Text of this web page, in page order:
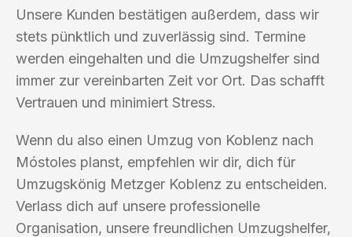
Unsere Kunden bestätigen außerdem, dass wir
stets pünktlich und zuverlässig sind. Termine
werden eingehalten und die Umzugshelfer sind
immer zur vereinbarten Zeit vor Ort. Das schafft
Vertrauen und minimiert Stress.
Wenn du also einen Umzug von Koblenz nach
Móstoles planst, empfehlen wir dir, dich für
Umzugskönig Metzger Koblenz zu entscheiden.
Verlass dich auf unsere professionelle
Organisation, unsere freundlichen Umzugshelfer,